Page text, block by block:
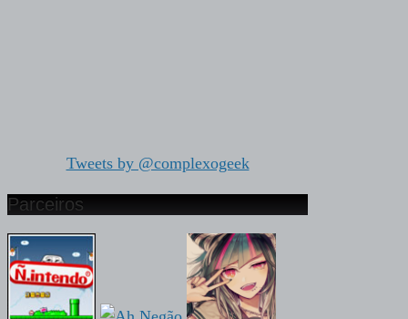
Tweets by @complexogeek
Parceiros